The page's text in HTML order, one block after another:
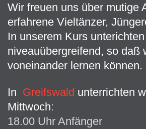
Wir freuen uns über mutige
erfahrene Vieltänzer,
In unserem Kurs
niveauübergreifend, so daß
voneinander lernen können.
In Greifswald unterrichten
Mittwoch:
18.00 Uhr Anfänger